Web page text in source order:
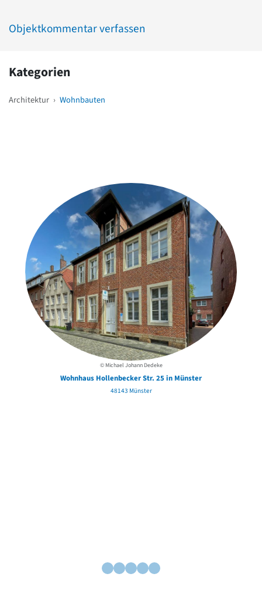
Objektkommentar verfassen
Kategorien
Architektur › Wohnbauten
© Michael Johann Dedeke
Wohnhaus Hollenbecker Str. 25 in Münster
48143 Münster